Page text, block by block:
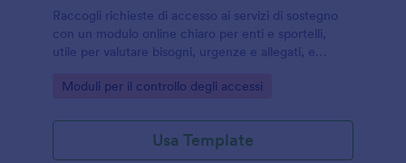
Raccogli richieste di accesso ai servizi di sostegno
con un modulo online chiaro per enti e sportelli,
utile per valutare bisogni, urgenze e allegati, e
Jotform.
Go to Category:
Moduli per il controllo degli accessi
Usa Template